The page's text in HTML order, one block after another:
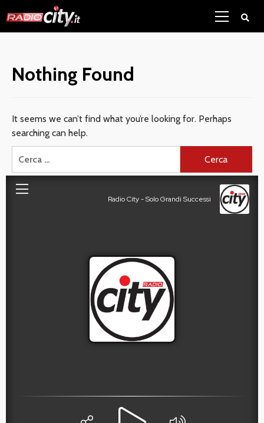
to
content
Nothing Found
It seems we can’t find what you’re looking for. Perhaps
searching can help.
per: